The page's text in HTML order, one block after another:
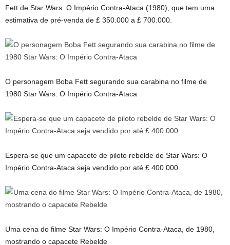
Fett de Star Wars: O Império Contra-Ataca (1980), que tem uma
estimativa de pré-venda de £ 350.000 a £ 700.000.
O personagem Boba Fett segurando sua carabina no filme de
1980 Star Wars: O Império Contra-Ataca
Espera-se que um capacete de piloto rebelde de Star Wars: O
Império Contra-Ataca seja vendido por até £ 400.000.
Uma cena do filme Star Wars: O Império Contra-Ataca, de 1980,
mostrando o capacete Rebelde